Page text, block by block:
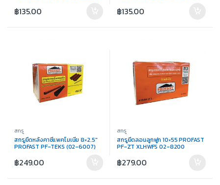
฿135.00 ฿135.00
สกรู
สกรูยึดหลังคาซีแพคโมเนีย 8×2.5″
PROFAST PF-TEKS (02-6007)
฿249.00
สกรู
สกรูยึดลอนลูกฟูก 10×55 PROFAST
PF-ZT XLHWFS 02-8200
฿279.00